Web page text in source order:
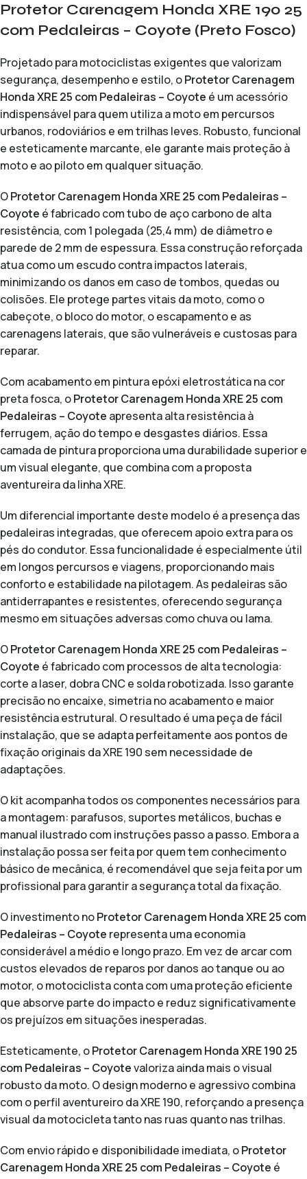
Protetor Carenagem Honda XRE 190 25
com Pedaleiras – Coyote (Preto Fosco)
Projetado para motociclistas exigentes que valorizam
segurança, desempenho e estilo, oProtetor Carenagem
Honda XRE 25 com Pedaleiras – Coyote é um acessório
indispensável para quem utiliza a moto em percursos
urbanos, rodoviários e em trilhas leves. Robusto, funcional
e esteticamente marcante, ele garante mais proteção à
moto e ao piloto em qualquer situação.
OProtetor Carenagem Honda XRE 25 com Pedaleiras –
Coyote é fabricado com tubo de aço carbono de alta
resistência, com 1 polegada (25,4 mm) de diâmetro e
parede de 2 mm de espessura. Essa construção reforçada
atua como um escudo contra impactos laterais,
minimizando os danos em caso de tombos, quedas ou
colisões. Ele protege partes vitais da moto, como o
cabeçote, o bloco do motor, o escapamento e as
carenagens laterais, que são vulneráveis e custosas para
reparar.
Com acabamento em pintura epóxi eletrostática na cor
preta fosca, oProtetor Carenagem Honda XRE 25 com
Pedaleiras – Coyote apresenta alta resistência à
ferrugem, ação do tempo e desgastes diários. Essa
camada de pintura proporciona uma durabilidade superior e
um visual elegante, que combina com a proposta
aventureira da linha XRE.
Um diferencial importante deste modelo é a presença das
pedaleiras integradas, que oferecem apoio extra para os
pés do condutor. Essa funcionalidade é especialmente útil
em longos percursos e viagens, proporcionando mais
conforto e estabilidade na pilotagem. As pedaleiras são
antiderrapantes e resistentes, oferecendo segurança
mesmo em situações adversas como chuva ou lama.
OProtetor Carenagem Honda XRE 25 com Pedaleiras –
Coyote é fabricado com processos de alta tecnologia:
corte a laser, dobra CNC e solda robotizada. Isso garante
precisão no encaixe, simetria no acabamento e maior
resistência estrutural. O resultado é uma peça de fácil
instalação, que se adapta perfeitamente aos pontos de
fixação originais da XRE 190 sem necessidade de
adaptações.
O kit acompanha todos os componentes necessários para
a montagem: parafusos, suportes metálicos, buchas e
manual ilustrado com instruções passo a passo. Embora a
instalação possa ser feita por quem tem conhecimento
básico de mecânica, é recomendável que seja feita por um
profissional para garantir a segurança total da fixação.
O investimento noProtetor Carenagem Honda XRE 25 com
Pedaleiras – Coyote representa uma economia
considerável a médio e longo prazo. Em vez de arcar com
custos elevados de reparos por danos ao tanque ou ao
motor, o motociclista conta com uma proteção eficiente
que absorve parte do impacto e reduz significativamente
os prejuízos em situações inesperadas.
Esteticamente, oProtetor Carenagem Honda XRE 190 25
com Pedaleiras – Coyotevaloriza ainda mais o visual
robusto da moto. O design moderno e agressivo combina
com o perfil aventureiro da XRE 190, reforçando a presença
visual da motocicleta tanto nas ruas quanto nas trilhas.
Com envio rápido e disponibilidade imediata, oProtetor
Carenagem Honda XRE 25 com Pedaleiras – Coyote é